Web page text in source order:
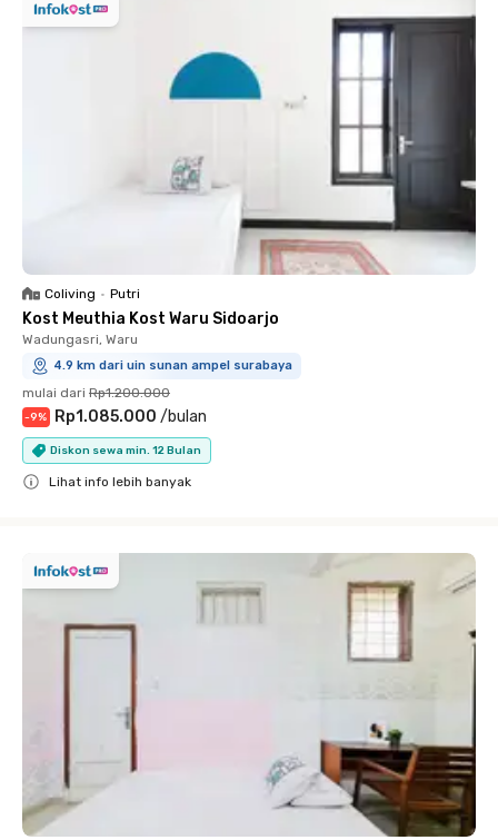
Coliving • Putri
Kost Meuthia Kost Waru Sidoarjo
Wadungasri, Waru
4.9 km dari uin sunan ampel surabaya
mulai dari Rp1.200.000
-9% Rp1.085.000 /bulan
Diskon sewa min. 12 Bulan
Lihat info lebih banyak